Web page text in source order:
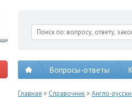
Вопросы-ответы
Главная > Справочник> Англо-